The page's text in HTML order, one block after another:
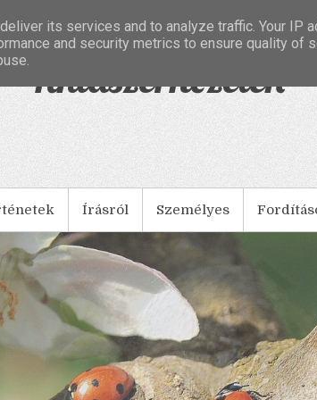
Tintaszerkezetek
Írásról Személyes
its services and to analyze traffic. Your IP
and security metrics to ensure quality of